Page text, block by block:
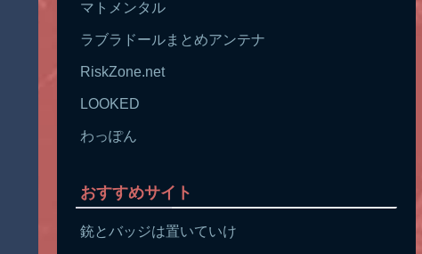
マトメンタル
ラブラドールまとめアンテナ
RiskZone.net
LOOKED
わっぽん
おすすめサイト
銃とバッジは置いていけ